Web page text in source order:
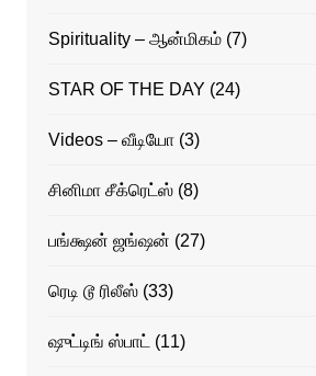
Spirituality – ஆன்மிகம்(7)
STAR OF THE DAY (24)
Videos – வீடியோ(3)
சினிமா சீக்ரெட்ஸ்(8)
பங்க்ஷன் ஜங்ஷன் (27)
ரெடி டூ ரிலீஸ்(33)
ஷுட்டிங் ஸ்பாட் (11)